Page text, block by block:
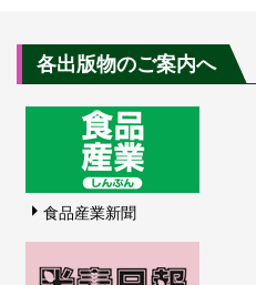
各出版物のご案内へ
食品産業新聞